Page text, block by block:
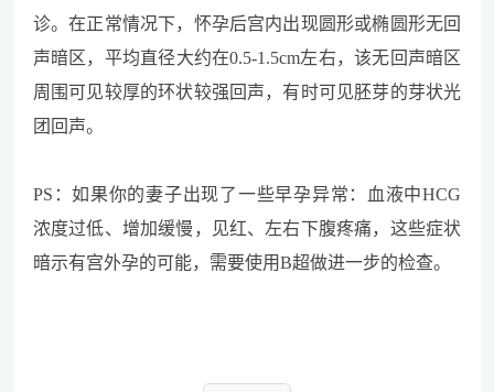
诊。在正常情况下，怀孕后宫内出现圆形或椭圆形无回
声暗区，平均直径大约在0.5-1.5cm左右，该无回声暗区
周围可见较厚的环状较强回声，有时可见胚芽的芽状光
团回声。
PS：如果你的妻子出现了一些早孕异常：血液中HCG
浓度过低、增加缓慢，见红、左右下腹疼痛，这些症状
暗示有宫外孕的可能，需要使用B超做进一步的检查。